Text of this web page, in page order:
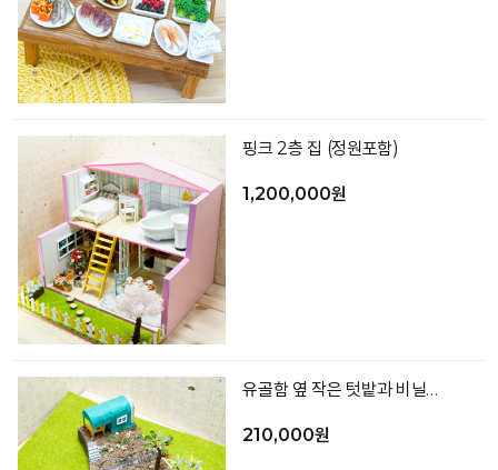
핑크 2층 집 (정원포함)
1,200,000원
유골함 옆 작은 텃밭과 비닐하우스
210,000원